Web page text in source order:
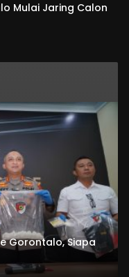
Mulai Jaring Calon
Gorontalo, Siapa